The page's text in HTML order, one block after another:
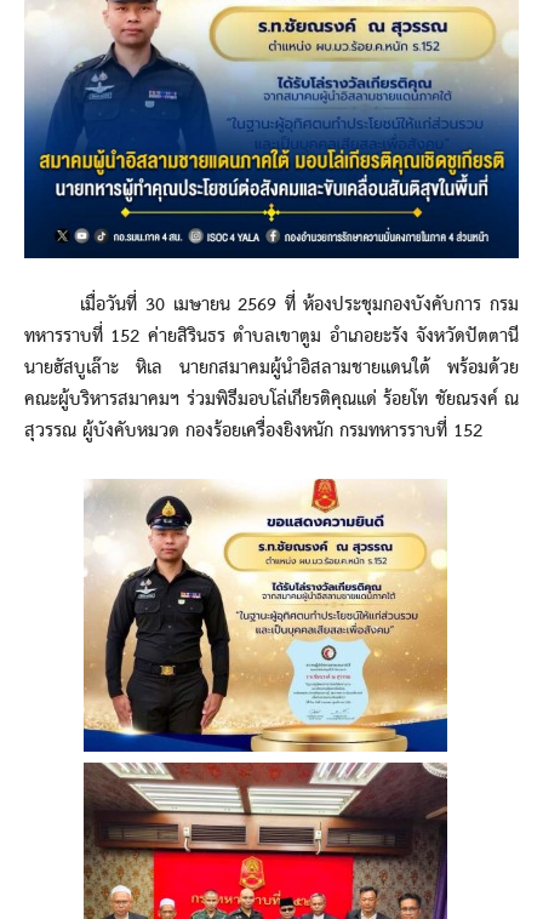
เมื่อวันที่ 30 เมษายน 2569 ที่ ห้องประชุมกองบังคับการ กรม
ทหารราบที่ 152 ค่ายสิรินธร ตำบลเขาตูม อำเภอยะรัง จังหวัดปัตตานี
นายฮัสบูเล๊าะ หิเล นายกสมาคมผู้นำอิสลามชายแดนใต้ พร้อมด้วย
คณะผู้บริหารสมาคมฯ ร่วมพิธีมอบโล่เกียรติคุณแด่ ร้อยโท ชัยณรงค์ ณ
สุวรรณ ผู้บังคับหมวด กองร้อยเครื่องยิงหนัก กรมทหารราบที่ 152